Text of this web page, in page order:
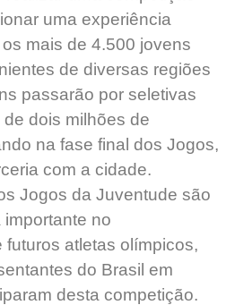
uma experiência
mais de 4.500 jovens
de diversas regiões
passarão por seletivas
dois milhões de
na fase final dos Jogos,
com a cidade.
Jogos da Juventude são
no
atletas olímpicos,
do Brasil em
desta competição.